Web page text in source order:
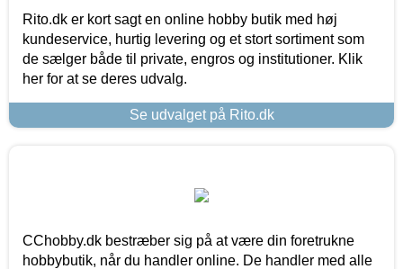
Rito.dk er kort sagt en online hobby butik med høj
kundeservice, hurtig levering og et stort sortiment som
de sælger både til private, engros og institutioner. Klik
her for at se deres udvalg.
Se udvalget på Rito.dk
CChobby.dk bestræber sig på at være din foretrukne
hobbybutik, når du handler online. De handler med alle